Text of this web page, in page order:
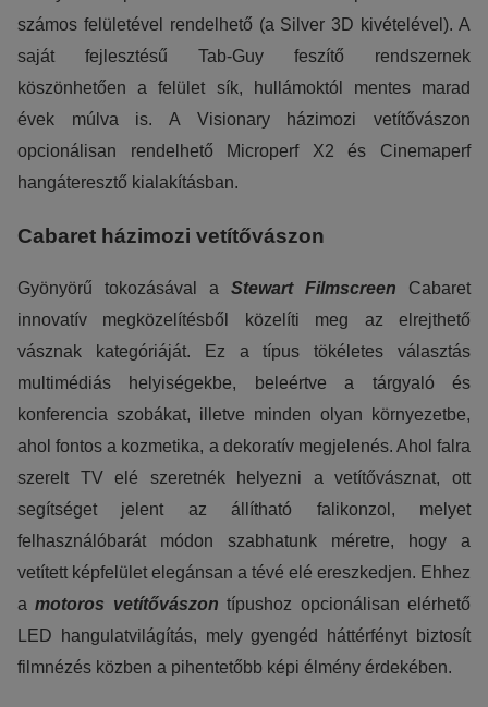
számos felületével rendelhető (a Silver 3D kivételével). A
saját fejlesztésű Tab-Guy feszítő rendszernek
köszönhetően a felület sík, hullámoktól mentes marad
évek múlva is. A Visionary házimozi vetítővászon
opcionálisan rendelhető Microperf X2 és Cinemaperf
hangáteresztő kialakításban.
Cabaret házimozi vetítővászon
Gyönyörű tokozásával a Stewart Filmscreen Cabaret
innovatív megközelítésből közelíti meg az elrejthető
vásznak kategóriáját. Ez a típus tökéletes választás
multimédiás helyiségekbe, beleértve a tárgyaló és
konferencia szobákat, illetve minden olyan környezetbe,
ahol fontos a kozmetika, a dekoratív megjelenés. Ahol falra
szerelt TV elé szeretnék helyezni a vetítővásznat, ott
segítséget jelent az állítható falikonzol, melyet
felhasználóbarát módon szabhatunk méretre, hogy a
vetített képfelület elegánsan a tévé elé ereszkedjen. Ehhez
amotoros vetítővászon típushoz opcionálisan elérhető
LED hangulatvilágítás, mely gyengéd háttérfényt biztosít
filmnézés közben a pihentetőbb képi élmény érdekében.